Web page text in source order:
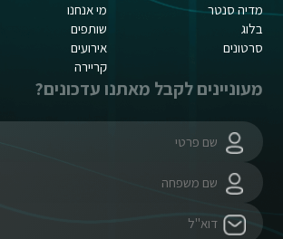
מדיה סנטר
בלוג
סרטונים
מי אנחנו
שותפים
אירועים
קריירה
מעוניינים לקבל מאתנו עדכונים?